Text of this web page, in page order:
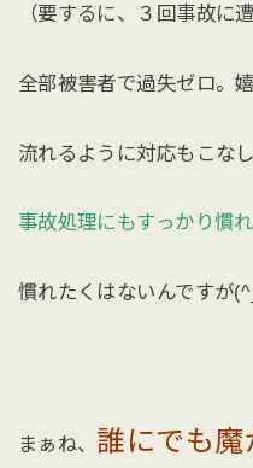
（要するに、３回事故に
全部被害者で過失ゼロ。
流れるように対応もこなし
事故処理にもすっかり慣れ
慣れたくはないんですが
まぁね、 誰にでも魔